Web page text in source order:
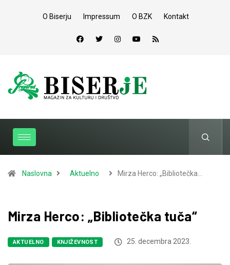
O Biserju Impressum O BZK Kontakt
Naslovna Aktuelno Mirza Herco: „Bibliotečka…
Mirza Herco: „Bibliotečka tuča“
AKTUELNO KNJIŽEVNOST 25. decembra 2023.